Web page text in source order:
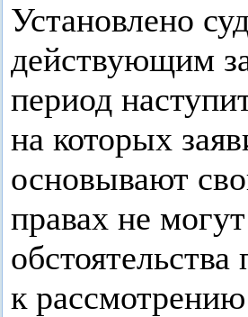
Установлено
действующим
период
на которых
основывают
правах не
к